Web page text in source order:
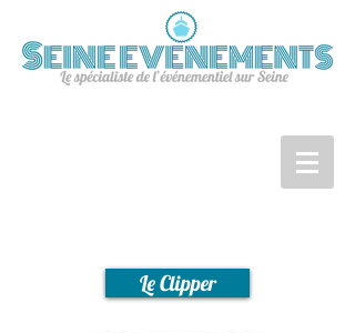
Le Clipper